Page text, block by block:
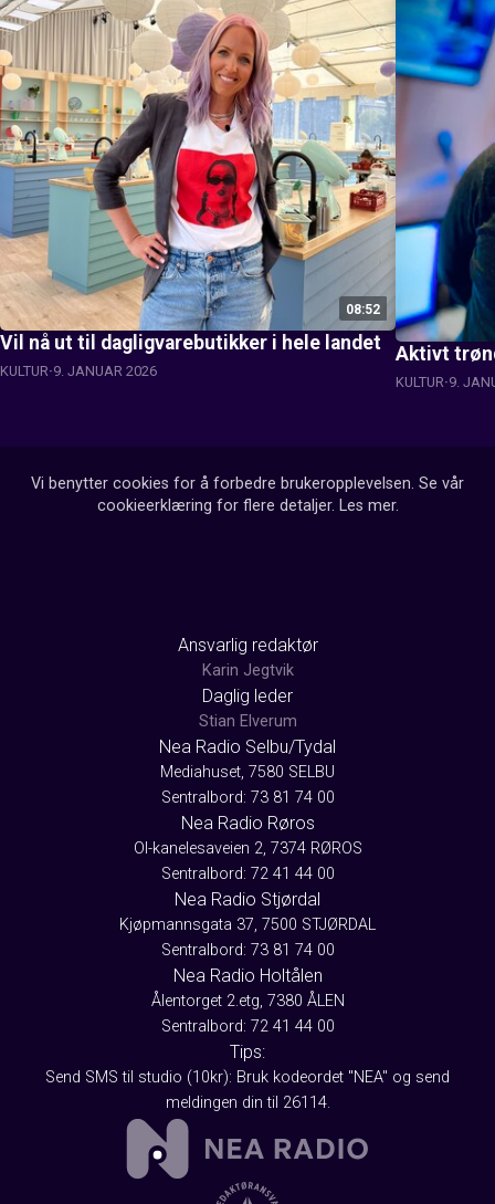
08:52
Vil nå ut til dagligvarebutikker i hele landet
KULTUR 9. JANUAR 2026
Aktivt
KULTUR 9.
Vi benytter cookies for å forbedre brukeropplevelsen. Se vår
cookieerklæring for flere detaljer. Les mer.
Ansvarlig redaktør
Karin Jegtvik
Daglig leder
Stian Elverum
Nea Radio Selbu/Tydal
Mediahuset, 7580 SELBU
Sentralbord: 73 81 74 00
Nea Radio Røros
Ol-kanelesaveien 2, 7374 RØROS
Sentralbord: 72 41 44 00
Nea Radio Stjørdal
Kjøpmannsgata 37, 7500 STJØRDAL
Sentralbord: 73 81 74 00
Nea Radio Holtålen
Ålentorget 2.etg, 7380 ÅLEN
Sentralbord: 72 41 44 00
Tips:
Send SMS til studio (10kr): Bruk kodeordet "NEA" og send
meldingen din til 26114.